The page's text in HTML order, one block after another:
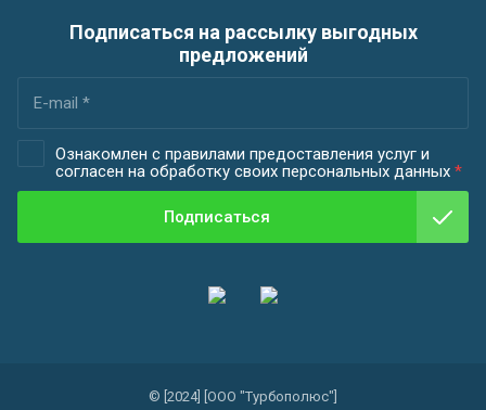
Подписаться на рассылку выгодных
предложений
Ознакомлен с правилами предоставления услуг и
согласен на обработку своих персональных данных *
Подписаться
© [2024] [ООО "Турбополюс"]